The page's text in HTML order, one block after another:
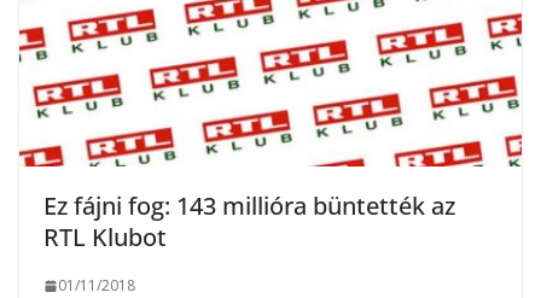
Ez fájni fog: 143 millióra büntették az
RTL Klubot
01/11/2018